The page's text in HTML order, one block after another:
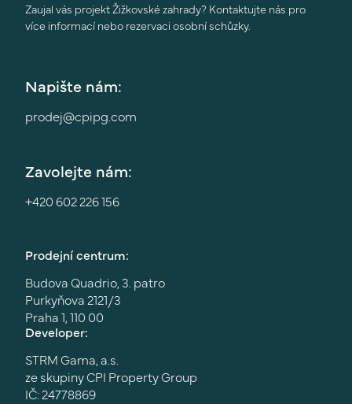
Zaujal vás projekt Žižkovské zahrady? Kontaktujte nás pro
více informací nebo rezervaci osobní schůzky.
Napište nám:
prodej@cpipg.com
Zavolejte nám:
+420 602 226 156
Prodejní centrum:
Budova Quadrio, 3. patro
Purkyňova 2121/3
Praha 1, 110 00
Developer:
STRM Gama, a.s.
ze skupiny CPI Property Group
IČ: 24778869